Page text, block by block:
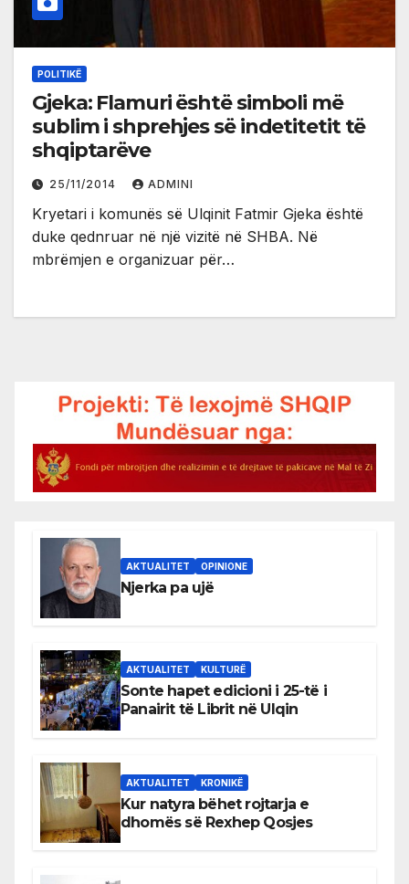
POLITIKË
Gjeka: Flamuri është simboli më
sublim i shprehjes së indetitetit të
shqiptarëve
25/11/2014 ADMINI
Kryetari i komunës së Ulqinit Fatmir Gjeka është
duke qednruar në një vizitë në SHBA. Në
mbrëmjen e organizuar për…
AKTUALITET OPINIONE
Njerka pa ujë
AKTUALITET KULTURË
Sonte hapet edicioni i 25-të i
Panairit të Librit në Ulqin
AKTUALITET KRONIKË
Kur natyra bëhet rojtarja e
dhomës së Rexhep Qosjes